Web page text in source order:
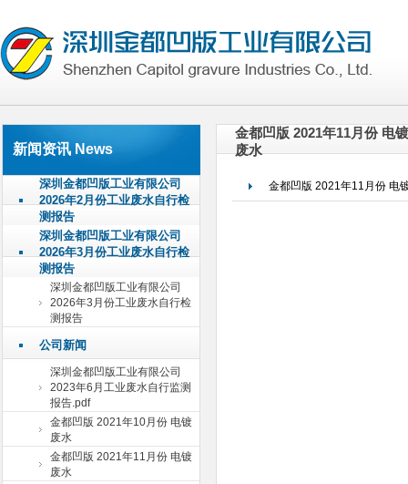
新闻资讯 News
深圳金都凹版工业有限公司
2026年2月份工业废水自行检
测报告
深圳金都凹版工业有限公司
2026年3月份工业废水自行检
测报告
深圳金都凹版工业有限公司
2026年3月份工业废水自行检
测报告
公司新闻
深圳金都凹版工业有限公司
2023年6月工业废水自行监测
报告.pdf
金都凹版 2021年10月份 电镀
废水
金都凹版 2021年11月份 电镀
废水
金都凹版 2021年11月份 电镀
废水
金都凹版 2021年11月份 电